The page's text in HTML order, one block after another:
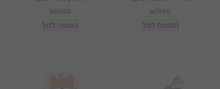
₪79.90
₪59.90